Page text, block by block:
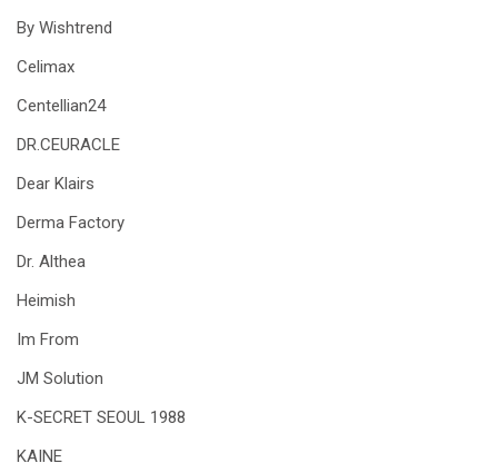
By Wishtrend
Celimax
Centellian24
DR.CEURACLE
Dear Klairs
Derma Factory
Dr. Althea
Heimish
Im From
JM Solution
K-SECRET SEOUL 1988
KAINE